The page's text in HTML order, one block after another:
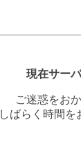
現在サー
ご迷惑をお
しばらく時間を